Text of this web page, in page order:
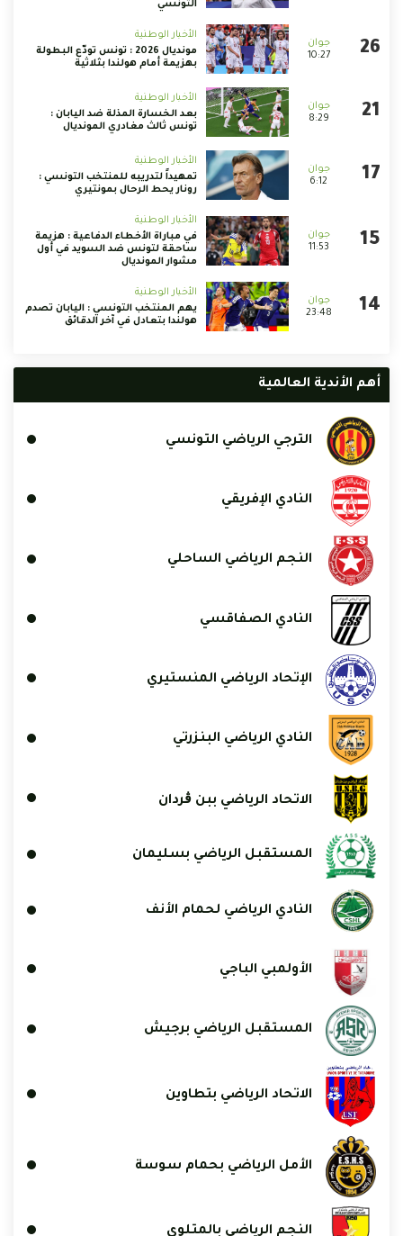
التونسي
10:27
الأخبار الوطنية
مونديال 2026 : تونس تودّع البطولة
بهزيمة أمام هولندا بثلاثية
8:29
الأخبار الوطنية
بعد الخسارة المذلة ضد اليابان :
تونس ثالث مغادري المونديال
6:12
الأخبار الوطنية
تمهيداً لتدريبه للمنتخب التونسي :
رونار يحط الرحال بمونتيري
11:53
الأخبار الوطنية
في مباراة الأخطاء الدفاعية : هزيمة
ساحقة لتونس ضد السويد في أول
مشوار المونديال
23:48
الأخبار الوطنية
يهم المنتخب التونسي : اليابان تصدم
هولندا بتعادل في آخر الدقائق
أهم الأندية العالمية
الترجي الرياضي التونسي
النادي الإفريقي
النجم الرياضي الساحلي
النادي الصفاقسي
الإتحاد الرياضي المنستيري
النادي الرياضي البنزرتي
الاتحاد الرياضي ببن ڨردان
المستقبل الرياضي بسليمان
النادي الرياضي لحمام الأنف
الأولمبي الباجي
المستقبل الرياضي برجيش
الاتحاد الرياضي بتطاوين
الأمل الرياضي بحمام سوسة
النجم الرياضي بالمتلوي